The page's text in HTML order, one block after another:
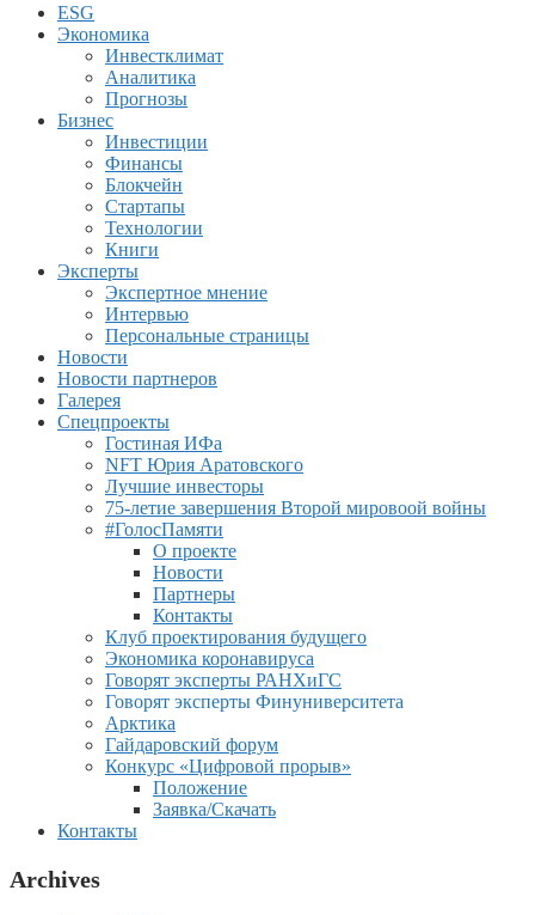
ESG
Экономика
Инвестклимат
Аналитика
Прогнозы
Бизнес
Инвестиции
Финансы
Блокчейн
Стартапы
Технологии
Книги
Эксперты
Экспертное мнение
Интервью
Персональные страницы
Новости
Новости партнеров
Галерея
Спецпроекты
Гостиная ИФа
NFT Юрия Аратовского
Лучшие инвесторы
75-летие завершения Второй мировоой войны
#ГолосПамяти
О проекте
Новости
Партнеры
Контакты
Клуб проектирования будущего
Экономика коронавируса
Говорят эксперты РАНХиГС
Говорят эксперты Финуниверситета
Арктика
Гайдаровский форум
Конкурс «Цифровой прорыв»
Положение
Заявка/Скачать
Контакты
Archives